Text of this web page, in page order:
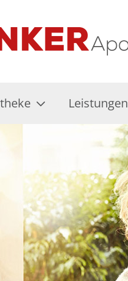
Leistungen